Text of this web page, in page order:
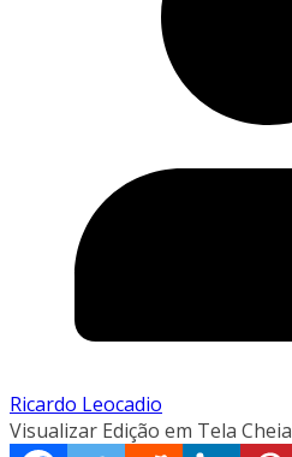
Ricardo Leocadio
Visualizar Edição em Tela Cheia